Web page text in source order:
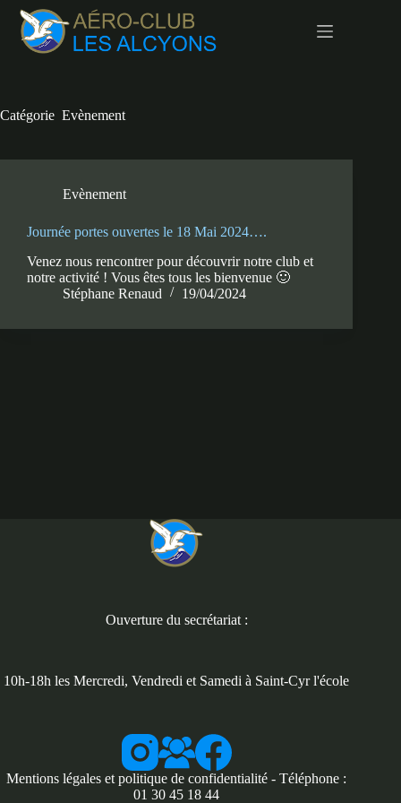
Passer
contenu
Catégorie Evènement
Evènement
Journée portes ouvertes le 18 Mai 2024….
Venez nous rencontrer pour découvrir notre club et
notre activité ! Vous êtes tous les bienvenue 🙂
Stéphane Renaud
19/04/2024
Ouverture du secrétariat :
10h-18h les Mercredi, Vendredi et Samedi à Saint-Cyr l'école
Mentions légales et politique de confidentialité - Téléphone :
01 30 45 18 44